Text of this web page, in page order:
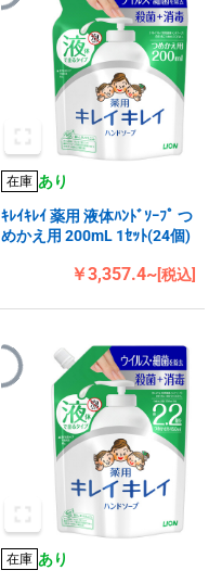
在庫 あり
ｷﾚｲｷﾚｲ 薬用 液体ﾊﾝﾄﾞｿｰﾌﾟ つ
めかえ用 200mL 1ｾｯﾄ(24個)
￥3,357.4~[税込]
在庫 あり